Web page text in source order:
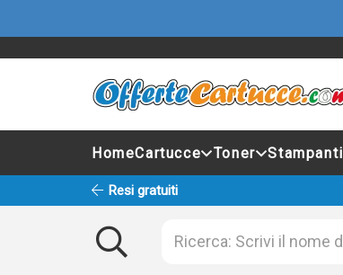
HomeCartucce Toner Stampanti
Resi gratuiti